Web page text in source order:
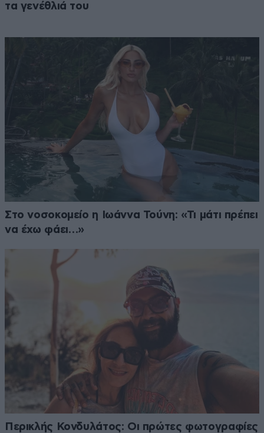
τα γενέθλιά του
Στο νοσοκομείο η Ιωάννα Τούνη: «Τι μάτι πρέπει
να έχω φάει…»
Περικλής Κονδυλάτος: Οι πρώτες φωτογραφίες